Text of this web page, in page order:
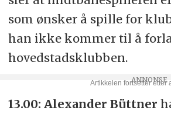
som ønsker å spille for
han ikke kommer til å
hovedstadsklubben.
13.00: Alexander Büttner